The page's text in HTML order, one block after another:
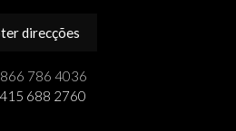
direcções
786 4036
688 2760